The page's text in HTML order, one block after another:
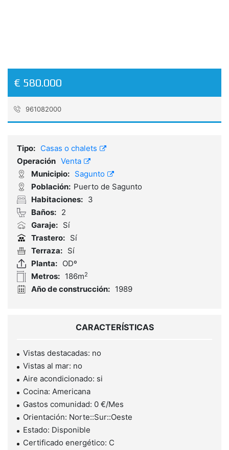
€ 580.000
961082000
Tipo: Casas o chalets
Operación Venta
Municipio: Sagunto
Población: Puerto de Sagunto
Habitaciones: 3
Baños: 2
Garaje: Sí
Trastero: Sí
Terraza: Sí
Planta: ODº
Metros: 186m2
Año de construcción: 1989
CARACTERÍSTICAS
Vistas destacadas: no
Vistas al mar: no
Aire acondicionado: si
Cocina: Americana
Gastos comunidad: 0 €/Mes
Orientación: Norte::Sur::Oeste
Estado: Disponible
Certificado energético: C